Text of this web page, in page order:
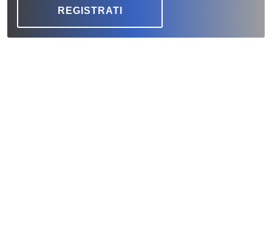
REGISTRATI